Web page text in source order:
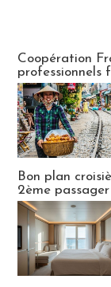
Coopération
professionnels
Bon plan
2ème